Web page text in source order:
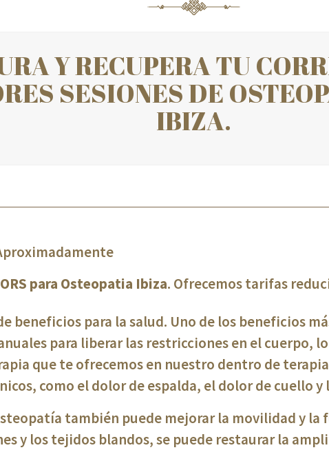
Y RECUPERA TU
SESIONES DE
IBIZA.
para Osteopatia Ibiza. Ofrecemos tarifas
beneficios para la salud. Uno de los beneficios
para liberar las restricciones en el cuerpo,
que te ofrecemos en nuestro dentro de
como el dolor de espalda, el dolor de cuello y
también puede mejorar la movilidad y la
y los tejidos blandos, se puede restaurar la